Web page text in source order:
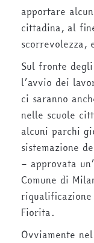
apportare
cittadina, al
scorrevolezza,
Sul fronte
l’avvio dei
ci saranno
nelle scuole
alcuni parchi
sistemazione
– approvata
Comune di
Fiorita.
Ovviamente